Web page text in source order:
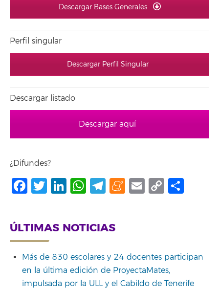
Descargar Bases Generales
Perfil singular
Descargar Perfil Singular
Descargar listado
Descargar aquí
¿Difundes?
Facebook
Twitter
LinkedIn
WhatsApp
Telegram
Meneame
Email
Copy
ÚLTIMAS NOTICIAS
Más de 830 escolares y 24 docentes participan
en la última edición de ProyectaMates,
impulsada por la ULL y el Cabildo de Tenerife